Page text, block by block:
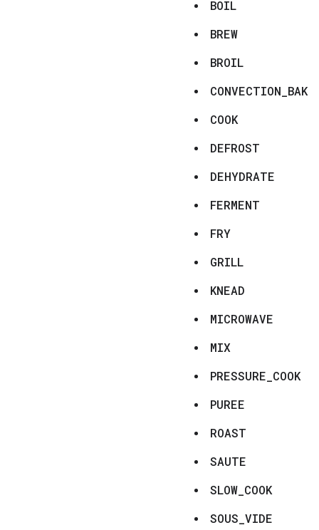
BOIL
BREW
BROIL
CONVECTION_BAKE
COOK
DEFROST
DEHYDRATE
FERMENT
FRY
GRILL
KNEAD
MICROWAVE
MIX
PRESSURE_COOK
PUREE
ROAST
SAUTE
SLOW_COOK
SOUS_VIDE